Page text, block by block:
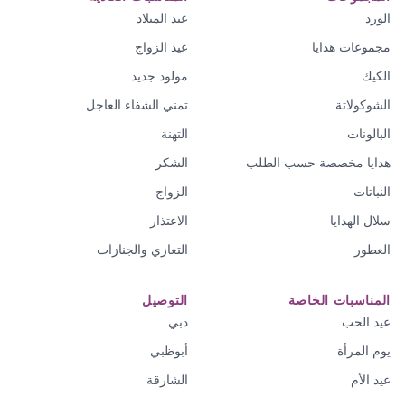
الورد
مجموعات هدايا
الكيك
الشوكولاتة
البالونات
هدايا مخصصة حسب الطلب
النباتات
سلال الهدايا
العطور
عيد الميلاد
عيد الزواج
مولود جديد
تمني الشفاء العاجل
التهنة
الشكر
الزواج
الاعتذار
التعازي والجنازات
المناسبات الخاصة
عيد الحب
يوم المرأة
عيد الأم
التوصيل
دبي
أبوظبي
الشارقة